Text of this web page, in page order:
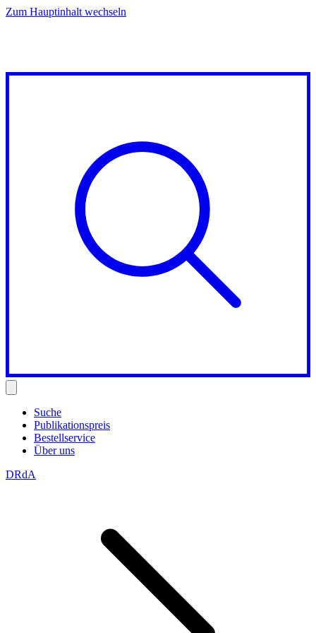
Zum Hauptinhalt wechseln
Suche
Publikationspreis
Bestellservice
Über uns
DRdA